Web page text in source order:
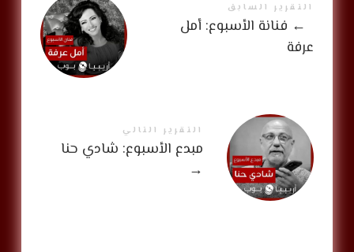
التقرير السابق
← فنانة الأسبوع: أمل
عرفة
التقرير التالي
مبدع الأسبوع: شادي حنا
→